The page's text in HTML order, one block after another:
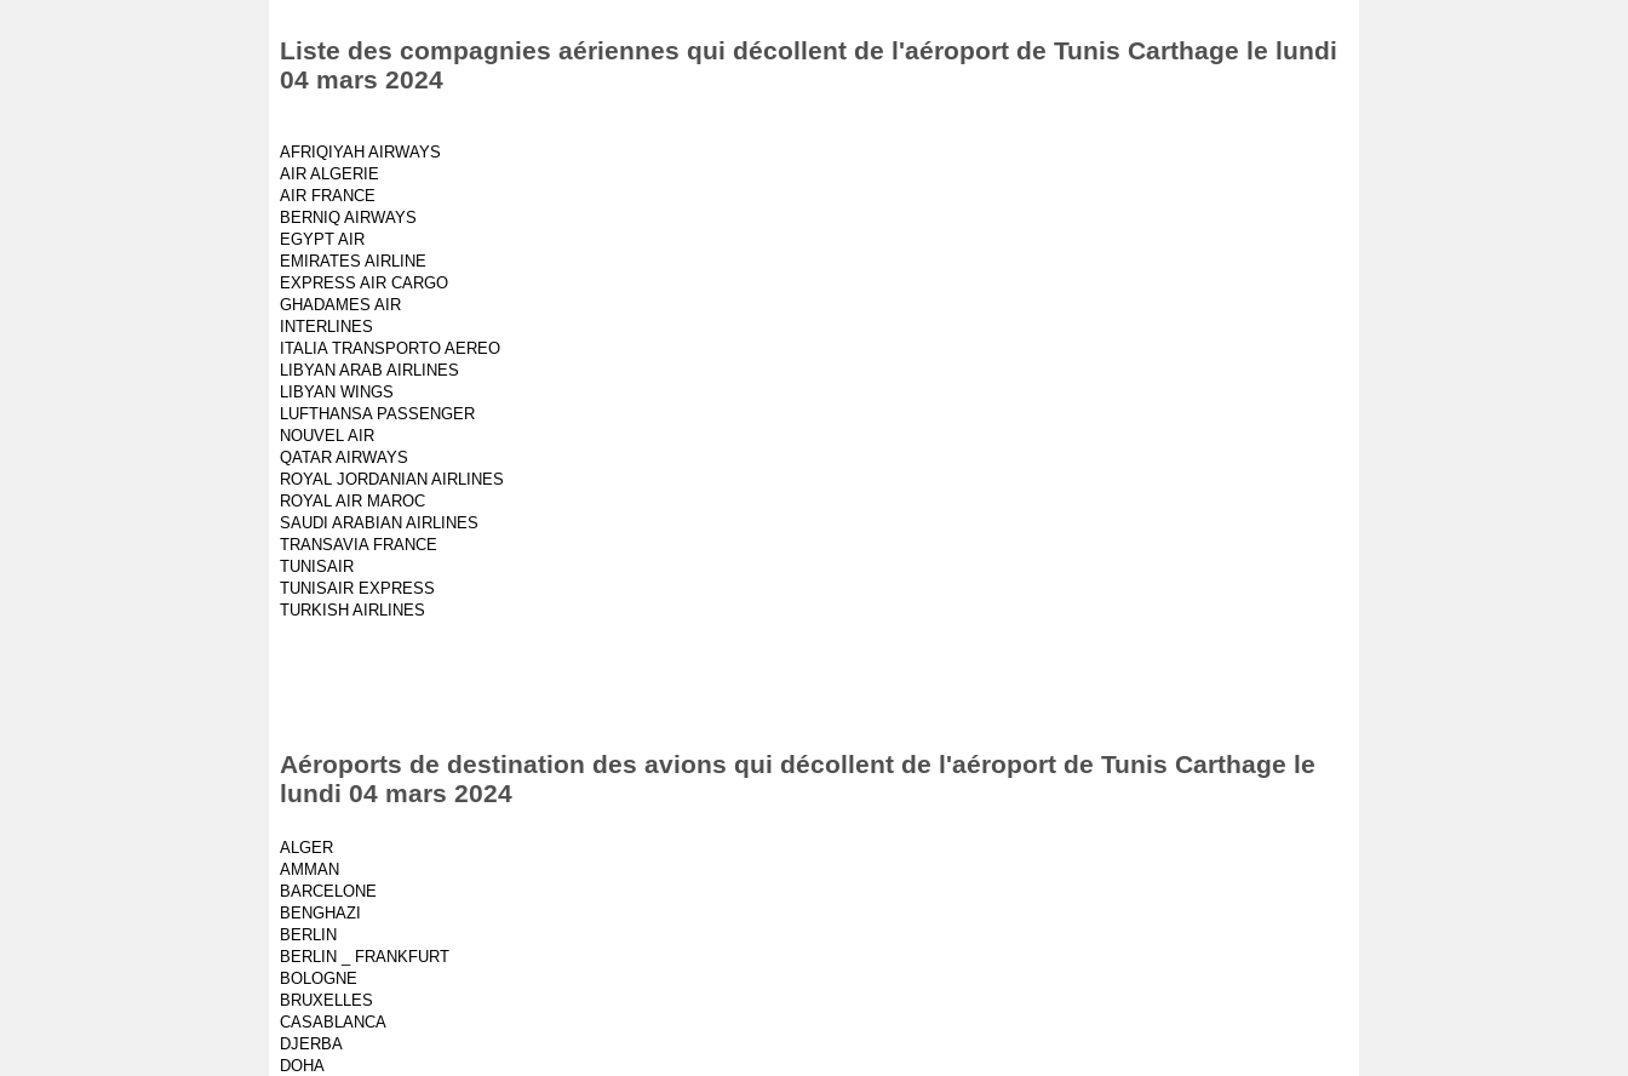
Liste des compagnies aériennes qui décollent de l'aéroport de Tunis Carthage le lundi
04 mars 2024
AFRIQIYAH AIRWAYS
AIR ALGERIE
AIR FRANCE
BERNIQ AIRWAYS
EGYPT AIR
EMIRATES AIRLINE
EXPRESS AIR CARGO
GHADAMES AIR
INTERLINES
ITALIA TRANSPORTO AEREO
LIBYAN ARAB AIRLINES
LIBYAN WINGS
LUFTHANSA PASSENGER
NOUVEL AIR
QATAR AIRWAYS
ROYAL JORDANIAN AIRLINES
ROYAL AIR MAROC
SAUDI ARABIAN AIRLINES
TRANSAVIA FRANCE
TUNISAIR
TUNISAIR EXPRESS
TURKISH AIRLINES
Aéroports de destination des avions qui décollent de l'aéroport de Tunis Carthage le
lundi 04 mars 2024
ALGER
AMMAN
BARCELONE
BENGHAZI
BERLIN
BERLIN _ FRANKFURT
BOLOGNE
BRUXELLES
CASABLANCA
DJERBA
DOHA